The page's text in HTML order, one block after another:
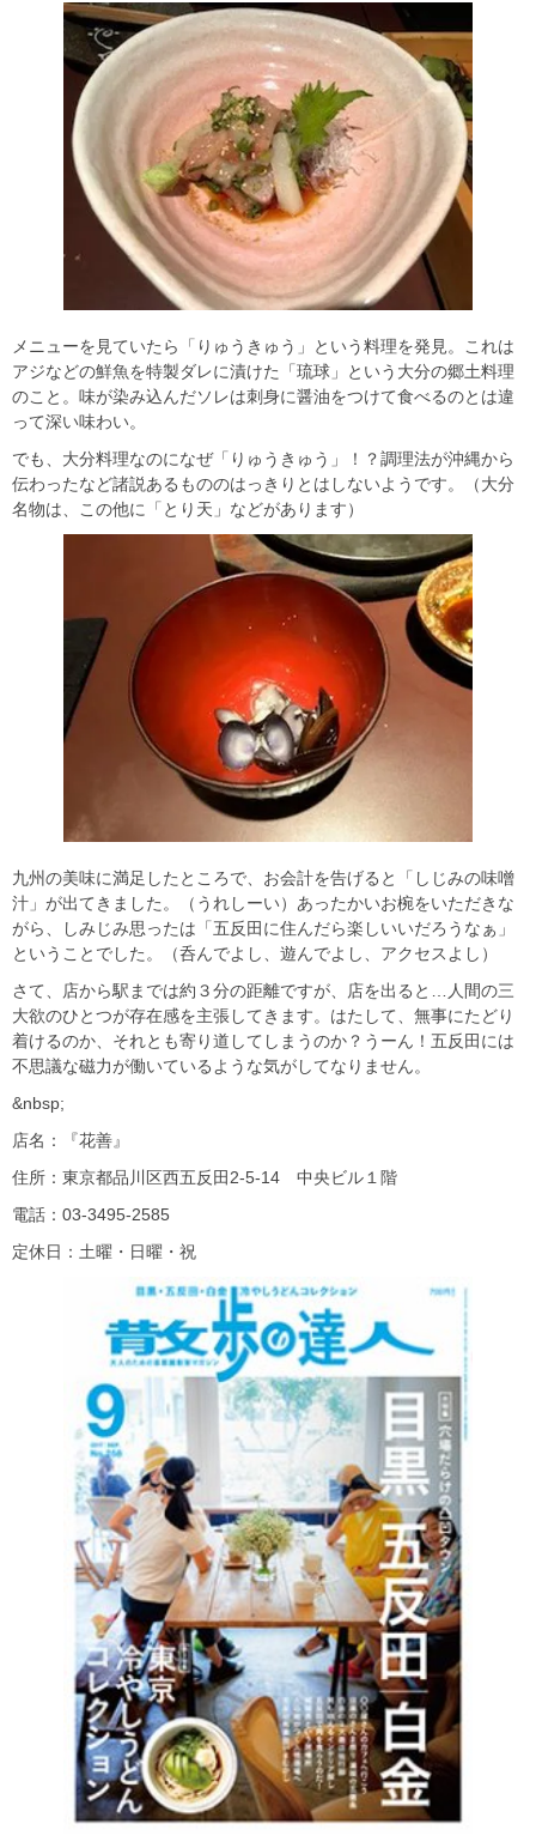
メニューを見ていたら「りゅうきゅう」という料理を発見。これは
アジなどの鮮魚を特製ダレに漬けた「琉球」という大分の郷土料理
のこと。味が染み込んだソレは刺身に醤油をつけて食べるのとは違
って深い味わい。
でも、大分料理なのになぜ「りゅうきゅう」！？調理法が沖縄から
伝わったなど諸説あるもののはっきりとはしないようです。（大分
名物は、この他に「とり天」などがあります）
九州の美味に満足したところで、お会計を告げると「しじみの味噌
汁」が出てきました。（うれしーい）あったかいお椀をいただきな
がら、しみじみ思ったは「五反田に住んだら楽しいいだろうなぁ」
ということでした。（呑んでよし、遊んでよし、アクセスよし）
さて、店から駅までは約３分の距離ですが、店を出ると…人間の三
大欲のひとつが存在感を主張してきます。はたして、無事にたどり
着けるのか、それとも寄り道してしまうのか？うーん！五反田には
不思議な磁力が働いているような気がしてなりません。
&nbsp;
店名：『花善』
住所：東京都品川区西五反田2-5-14 中央ビル１階
電話：03-3495-2585
定休日：土曜・日曜・祝